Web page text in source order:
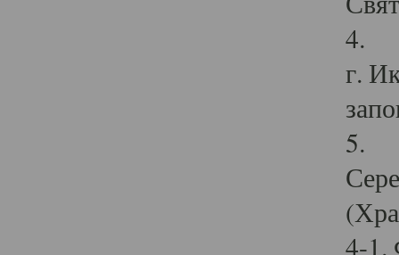
4.
г.
5.
4-1.